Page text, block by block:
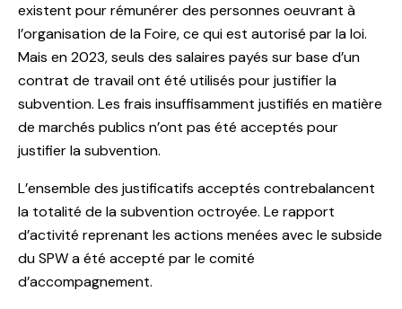
existent pour rémunérer des personnes oeuvrant à
l’organisation de la Foire, ce qui est autorisé par la loi.
Mais en 2023, seuls des salaires payés sur base d’un
contrat de travail ont été utilisés pour justifier la
subvention. Les frais insuffisamment justifiés en matière
de marchés publics n’ont pas été acceptés pour
justifier la subvention.
L’ensemble des justificatifs acceptés contrebalancent
la totalité de la subvention octroyée. Le rapport
d’activité reprenant les actions menées avec le subside
du SPW a été accepté par le comité
d’accompagnement.